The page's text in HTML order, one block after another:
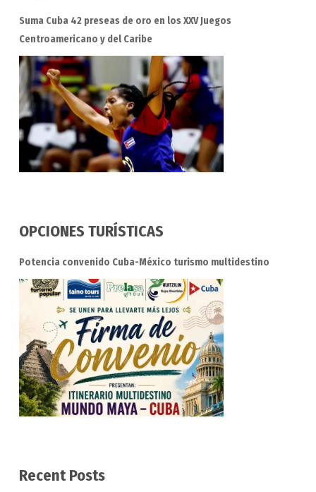
Suma Cuba 42 preseas de oro en los XXV Juegos
Centroamericano y del Caribe
OPCIONES TURÍSTICAS
Potencia convenido Cuba-México turismo multidestino
Recent Posts